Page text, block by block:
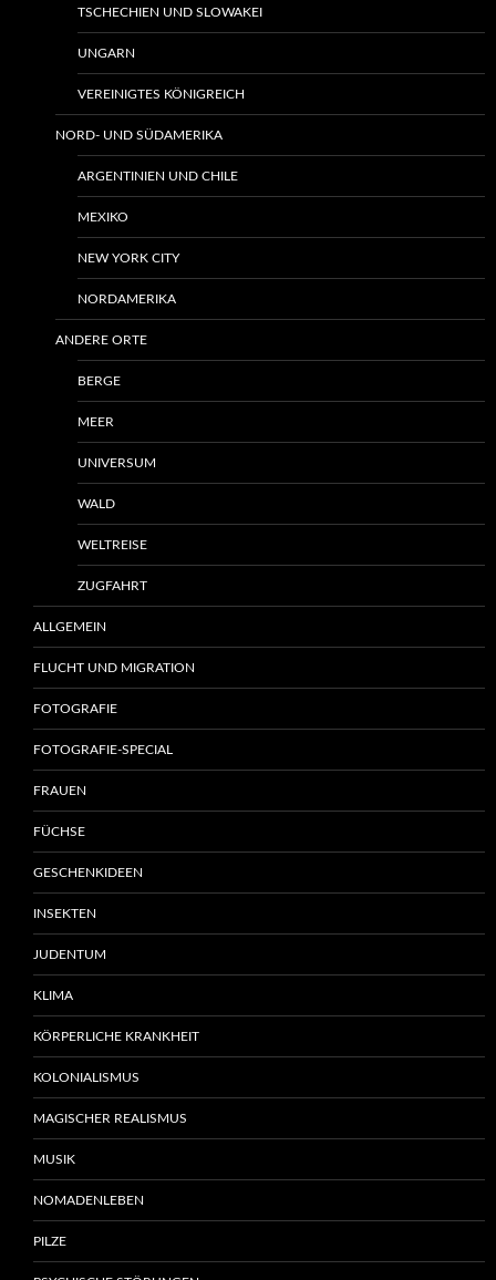
TSCHECHIEN UND SLOWAKEI
UNGARN
VEREINIGTES KÖNIGREICH
NORD- UND SÜDAMERIKA
ARGENTINIEN UND CHILE
MEXIKO
NEW YORK CITY
NORDAMERIKA
ANDERE ORTE
BERGE
MEER
UNIVERSUM
WALD
WELTREISE
ZUGFAHRT
ALLGEMEIN
FLUCHT UND MIGRATION
FOTOGRAFIE
FOTOGRAFIE-SPECIAL
FRAUEN
FÜCHSE
GESCHENKIDEEN
INSEKTEN
JUDENTUM
KLIMA
KÖRPERLICHE KRANKHEIT
KOLONIALISMUS
MAGISCHER REALISMUS
MUSIK
NOMADENLEBEN
PILZE